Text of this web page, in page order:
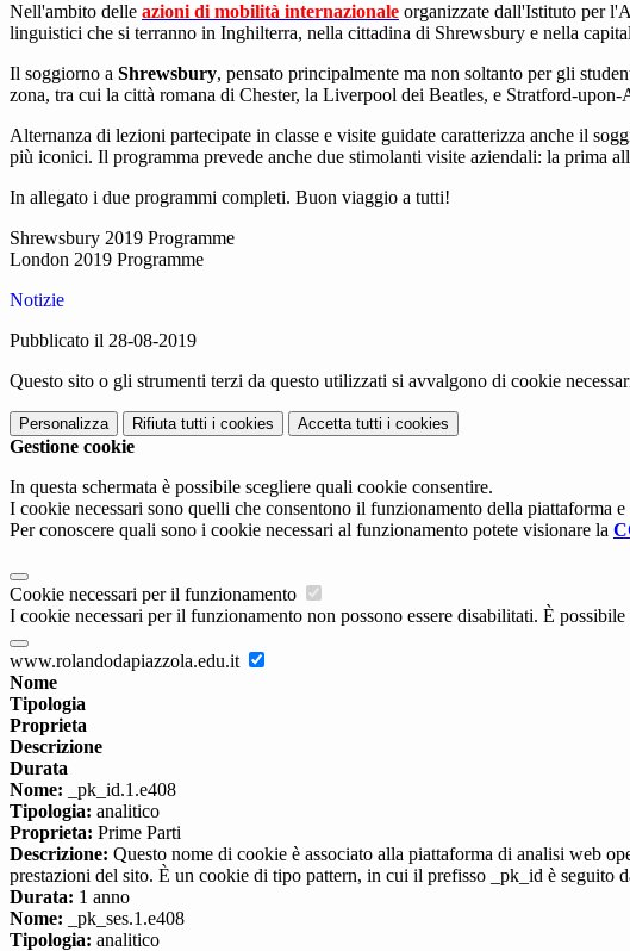
Nell'ambito delle azioni di mobilità internazionale organizzate dall'Istituto per
linguistici che si terranno in Inghilterra, nella cittadina di Shrewsbury e nella
Il soggiorno a Shrewsbury, pensato principalmente ma non soltanto per gli
zona, tra cui la città romana di Chester, la Liverpool dei Beatles, e Stratford-
Alternanza di lezioni partecipate in classe e visite guidate caratterizza anche il
più iconici. Il programma prevede anche due stimolanti visite aziendali: la prima
In allegato i due programmi completi. Buon viaggio a tutti!
Shrewsbury 2019 Programme
London 2019 Programme
Notizie
Pubblicato il 28-08-2019
Questo sito o gli strumenti terzi da questo utilizzati si avvalgono di cookie
Personalizza Rifiuta tutti i cookies Accetta tutti i cookies
Gestione cookie
In questa schermata è possibile scegliere quali cookie consentire.
I cookie necessari sono quelli che consentono il funzionamento della piattaforma
Per conoscere quali sono i cookie necessari al funzionamento potete visionare la
Cookie necessari per il funzionamento
I cookie necessari per il funzionamento non possono essere disabilitati. È
www.rolandodapiazzola.edu.it
Nome
Tipologia
Proprieta
Descrizione
Durata
Nome: _pk_id.1.e408
Tipologia: analitico
Proprieta: Prime Parti
Descrizione: Questo nome di cookie è associato alla piattaforma di analisi web
prestazioni del sito. È un cookie di tipo pattern, in cui il prefisso _pk_id è seguito
Durata: 1 anno
Nome: _pk_ses.1.e408
Tipologia: analitico